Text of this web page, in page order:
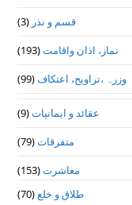
قسم و نذر (3)
نماز، اذان واقامت(193)
وزرہ ،تراويح، اعتكاف(99)
عقائد و ایمانیات(9)
متفرقات(79)
معاشرت(153)
طلاق و خلع (70)